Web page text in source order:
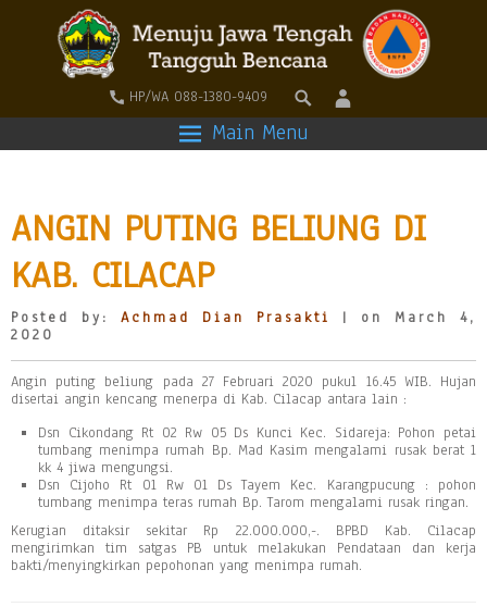
HP/WA 088-1380-9409
Main Menu
ANGIN PUTING BELIUNG DI
KAB. CILACAP
Posted by: Achmad Dian Prasakti
| on March 4,
2020
Angin puting beliung pada 27 Februari 2020 pukul 16.45 WIB. Hujan
disertai angin kencang menerpa di Kab. Cilacap antara lain :
Dsn Cikondang Rt 02 Rw 05 Ds Kunci Kec. Sidareja: Pohon petai
tumbang menimpa rumah Bp. Mad Kasim mengalami rusak berat 1
kk 4 jiwa mengungsi.
Dsn Cijoho Rt 01 Rw 01 Ds Tayem Kec. Karangpucung : pohon
tumbang menimpa teras rumah Bp. Tarom mengalami rusak ringan.
Kerugian ditaksir sekitar Rp 22.000.000,-. BPBD Kab. Cilacap
mengirimkan tim satgas PB untuk melakukan Pendataan dan kerja
bakti/menyingkirkan pepohonan yang menimpa rumah.